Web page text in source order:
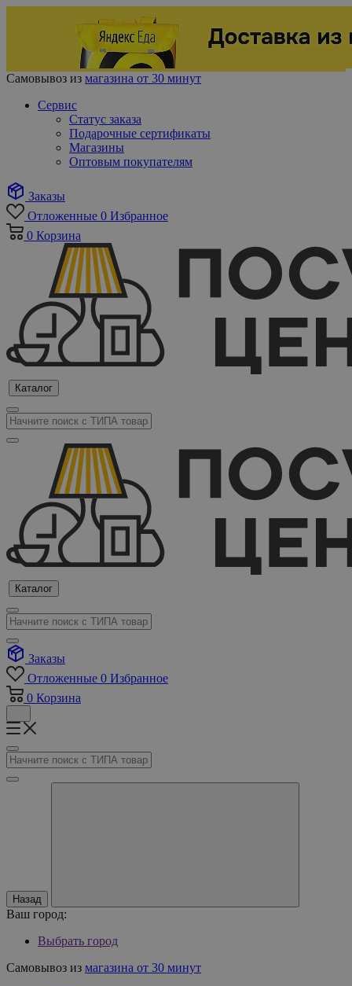
Самовывоз из магазина от 30 минут
Сервис
Статус заказа
Подарочные сертификаты
Магазины
Оптовым покупателям
Заказы
Отложенные 0 Избранное
0 Корзина
Каталог
Каталог
Заказы
Отложенные 0 Избранное
0 Корзина
Назад
Ваш город:
Выбрать город
Самовывоз из магазина от 30 минут